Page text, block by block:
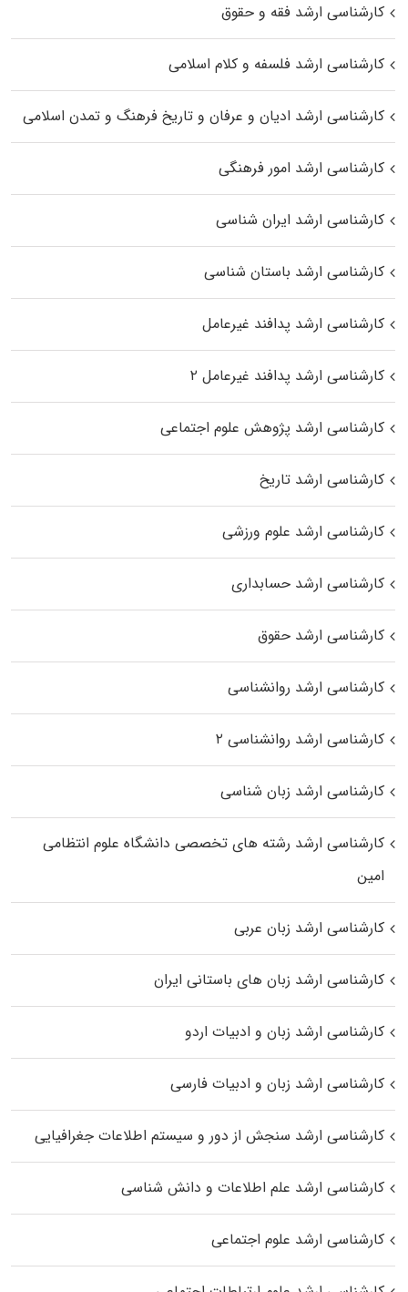
کارشناسی ارشد فقه و حقوق
کارشناسی ارشد فلسفه و کلام اسلامی
کارشناسی ارشد ادیان و عرفان و تاریخ فرهنگ و تمدن اسلامی
کارشناسی ارشد امور فرهنگی
کارشناسی ارشد ایران شناسی
کارشناسی ارشد باستان شناسی
کارشناسی ارشد پدافند غیرعامل
کارشناسی ارشد پدافند غیرعامل ۲
کارشناسی ارشد پژوهش علوم اجتماعی
کارشناسی ارشد تاریخ
کارشناسی ارشد علوم ورزشی
کارشناسی ارشد حسابداری
کارشناسی ارشد حقوق
کارشناسی ارشد روانشناسی
کارشناسی ارشد روانشناسی ۲
کارشناسی ارشد زبان شناسی
کارشناسی ارشد رﺷﺘﻪ ﻫﺎی تخصصی داﻧﺸﮕﺎه ﻋﻠﻮم انتظامی
اﻣﻴﻦ
کارشناسی ارشد زبان عربی
کارشناسی ارشد زبان‌ های باستانی ایران
کارشناسی ارشد زبان و ادبیات اردو
کارشناسی ارشد زبان و ادبیات فارسی
کارشناسی ارشد سنجش از دور و سیستم اطلاعات جغرافیایی
کارشناسی ارشد علم اطلاعات و دانش شناسی
کارشناسی ارشد علوم اجتماعی